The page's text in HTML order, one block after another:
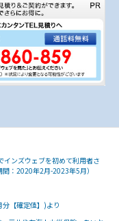
ンズウェブを初めて利用者さ
：2020年2月-2023年5月）
【確定値】)より